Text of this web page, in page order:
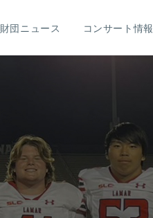
財団ニュース コンサート情報